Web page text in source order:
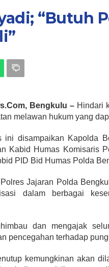
“Butuh
Bengkulu – Hindari
melawan hukum yang
ini disampaikan Kapolda
Kabid Humas Komisaris
PID Bid Humas Polda
Jajaran Polda
dalam berbagai
dan mengajak
pencegahan terhadap
kemungkinan akan